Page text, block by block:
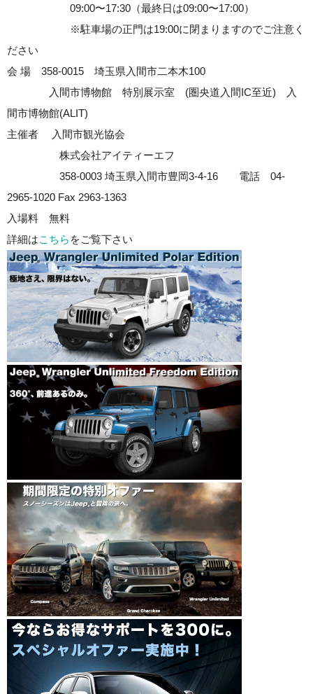
09:00〜17:30（最終日は09:00〜17:00）
※駐車場の正門は19:00に閉まりますのでご注意く
ださい
会 場 358-0015 埼玉県入間市二本木100
入間市博物館 特別展示室 (圏央道入間IC至近) 入
間市博物館(ALIT)
主催者 入間市観光協会
株式会社アイティーエフ
358-0003 埼玉県入間市豊岡3-4-16 電話 04-
2965-1020 Fax 2963-1363
入場料 無料
詳細はこちら をご覧下さい